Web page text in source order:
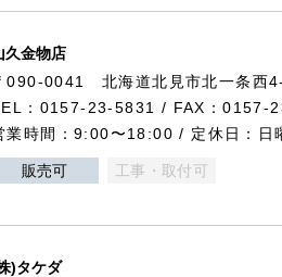
久金物店
090-0041 北海道北見市北一条西
：0157-23-5831 / FAX：0157-
業時間：9:00〜18:00 / 定休日：日
販売可 工事・取付可
)タケダ